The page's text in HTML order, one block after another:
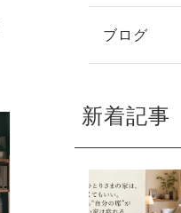
ブログ
新着記事